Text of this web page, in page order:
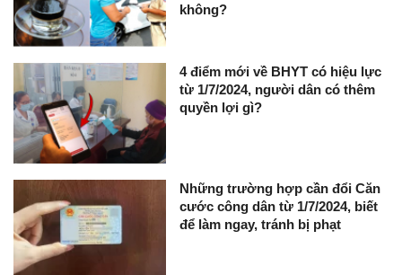
không?
4 điểm mới về BHYT có hiệu lực
từ 1/7/2024, người dân có thêm
quyền lợi gì?
Những trường hợp cần đổi Căn
cước công dân từ 1/7/2024, biết
để làm ngay, tránh bị phạt